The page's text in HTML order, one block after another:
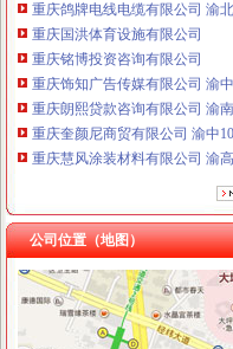
重庆国洪体育设施有限公司
重庆铭博投资咨询有限公司
重庆饰知广告传媒有限公司 渝中
重庆朗熙贷款咨询有限公司 渝南
重庆奎颜尼商贸有限公司 渝中
重庆慧风涂装材料有限公司 渝高
重庆欧氏科技发展有限公司 渝九
重庆盛旗投资咨询有限公司 渝
重庆佳技维科技发展有限公司
上海兆妩贸易有限公司重庆天地
公司位置（地图）